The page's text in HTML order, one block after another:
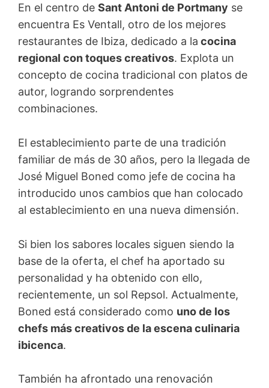
En el centro de Sant Antoni de Portmany se
encuentra Es Ventall, otro de los mejores
restaurantes de Ibiza, dedicado a la cocina
regional con toques creativos. Explota un
concepto de cocina tradicional con platos de
autor, logrando sorprendentes
combinaciones.
El establecimiento parte de una tradición
familiar de más de 30 años, pero la llegada de
José Miguel Boned como jefe de cocina ha
introducido unos cambios que han colocado
al establecimiento en una nueva dimensión.
Si bien los sabores locales siguen siendo la
base de la oferta, el chef ha aportado su
personalidad y ha obtenido con ello,
recientemente, un sol Repsol. Actualmente,
Boned está considerado como uno de los
chefs más creativos de la escena culinaria
ibicenca.
También ha afrontado una renovación